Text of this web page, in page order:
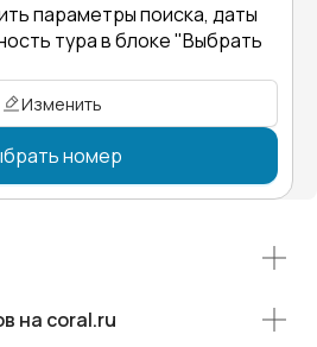
параметры поиска, даты
тура в блоке "Выбрать
Изменить
номер
на coral.ru